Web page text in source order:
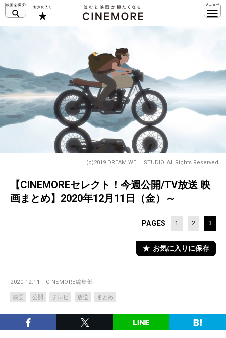
(c)2019 DREAM WELL STUDIO. All Rights Reserved.
【CINEMOREセレクト！今週公開/TV放送 映
画まとめ】2020年12月11日（金）～
PAGES 1 2 3
お気に入りに保存
2020.12.11 CINEMORE編集部
映画 公開 テレビ 放送 まとめ